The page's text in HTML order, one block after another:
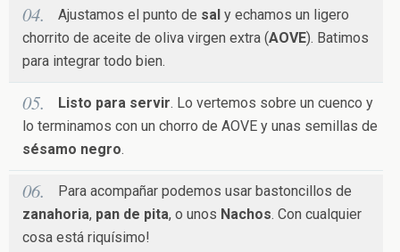
Ajustamos el punto de sal y echamos un ligero
chorrito de aceite de oliva virgen extra (AOVE). Batimos
para integrar todo bien.
Listo para servir. Lo vertemos sobre un cuenco y
lo terminamos con un chorro de AOVE y unas semillas de
sésamo negro.
Para acompañar podemos usar bastoncillos de
zanahoria, pan de pita, o unos Nachos. Con cualquier
cosa está riquísimo!